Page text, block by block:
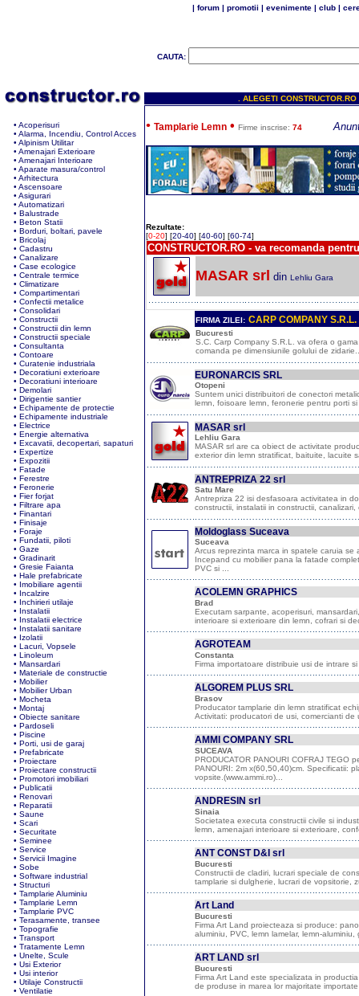
| forum | promotii | evenimente | club |
CAUTA:
. ALEGETI
• Acoperisuri
• Alarma, Incendiu, Control Acces
• Alpinism Utilitar
• Amenajari Exterioare
• Amenajari Interioare
• Aparate masura/control
• Arhitectura
• Ascensoare
• Asigurari
• Automatizari
• Balustrade
• Beton Statii
• Borduri, boltari, pavele
• Bricolaj
• Cadastru
• Canalizare
• Case ecologice
• Centrale termice
• Climatizare
• Compartimentari
• Confectii metalice
• Consolidari
• Constructii
• Constructii din lemn
• Constructii speciale
• Consultanta
• Contoare
• Curatenie industriala
• Decoratiuni exterioare
• Decoratiuni interioare
• Demolari
• Dirigentie santier
• Echipamente de protectie
• Echipamente industriale
• Electrice
• Energie alternativa
• Excavatii, decopertari, sapaturi
• Expertize
• Expozitii
• Fatade
• Ferestre
• Feronerie
• Fier forjat
• Filtrare apa
• Finantari
• Finisaje
• Foraje
• Fundatii, piloti
• Gaze
• Gradinarit
• Gresie Faianta
• Hale prefabricate
• Imobiliare agentii
• Incalzire
• Inchirieri utilaje
• Instalatii
• Instalatii electrice
• Instalatii sanitare
• Izolatii
• Lacuri, Vopsele
• Linoleum
• Mansardari
• Materiale de constructie
• Mobilier
• Mobilier Urban
• Mocheta
• Montaj
• Obiecte sanitare
• Pardoseli
• Piscine
• Porti, usi de garaj
• Prefabricate
• Proiectare
• Proiectare constructii
• Promotori imobiliari
• Publicatii
• Renovari
• Reparatii
• Saune
• Scari
• Securitate
• Seminee
• Service
• Servicii Imagine
• Sobe
• Software industrial
• Structuri
• Tamplarie Aluminiu
• Tamplarie Lemn
• Tamplarie PVC
• Terasamente, transee
• Topografie
• Transport
• Tratamente Lemn
• Unelte, Scule
• Usi Exterior
• Usi interior
• Utilaje Constructii
• Ventilatie
• Tamplarie Lemn • Firme inscrise: 74
Rezultate:
[0-20] [20-40] [40-60] [60-74]
CONSTRUCTOR.RO - va recomanda
MASAR srl din Lehliu Gara
FIRMA ZILEI: CARP COMPANY S.R.L.
Bucuresti
S.C. Carp Company S.R.L. va ofera o
comanda pe dimensiunile golului de
EURONARCIS SRL
Otopeni
Suntem unici distribuitori de conectori
lemn, foisoare lemn, feronerie pentru porti
MASAR srl
Lehliu Gara
MASAR srl are ca obiect de activitate
exterior din lemn stratificat, baituite, lacuite
ANTREPRIZA 22 srl
Satu Mare
Antrepriza 22 isi desfasoara activitatea in
constructii, instalatii in constructii,
Moldoglass Suceava
Suceava
Arcus reprezinta marca in spatele caruia
Incepand cu mobilier pana la fatade
PVC si ...
ACOLEMN GRAPHICS
Brad
Executam sarpante, acoperisuri,
interioare si exterioare din lemn, cofrari si
AGROTEAM
Constanta
Firma importatoare distribuie usi de intrare
ALGOREM PLUS SRL
Brasov
Producator tamplarie din lemn stratificat
Activitati: producatori de usi, comercianti de
AMMI COMPANY SRL
SUCEAVA
PRODUCATOR PANOURI COFRAJ TEGO
PANOURI: 2m x(60,50,40)cm. Specificatii:
vopsite.(www.ammi.ro)...
ANDRESIN srl
Sinaia
Societatea executa constructii civile si
lemn, amenajari interioare si exterioare,
ANT CONST D&I srl
Bucuresti
Constructii de cladiri, lucrari speciale de
tamplarie si dulgherie, lucrari de vopsitorie,
Art Land
Bucuresti
Firma Art Land proiecteaza si produce:
aluminiu, PVC, lemn lamelar, lemn-
ART LAND srl
Bucuresti
Firma Art Land este specializata in
de produse in marea lor majoritate